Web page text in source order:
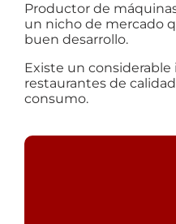
Productor de
un nicho de mercado
buen desarrollo.
Existe un
restaurantes de
consumo.